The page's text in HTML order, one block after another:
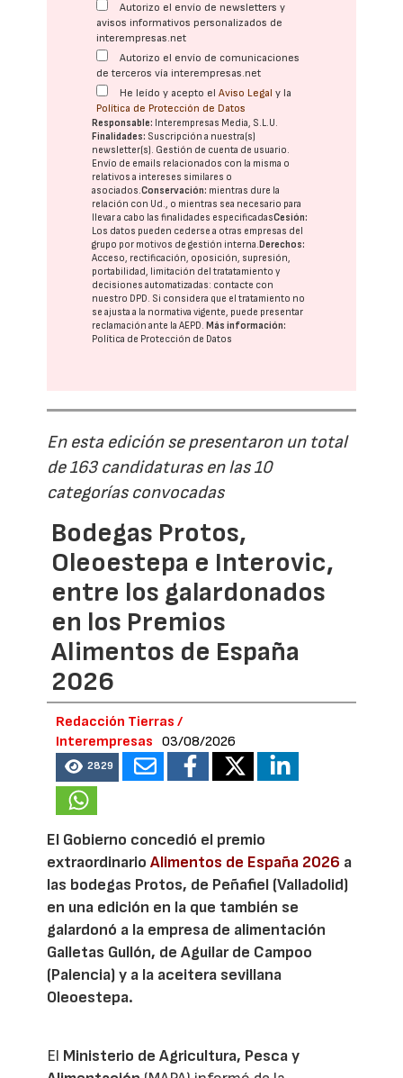
Autorizo el envío de newsletters y
avisos informativos personalizados de
interempresas.net
Autorizo el envío de comunicaciones
de terceros vía interempresas.net
He leído y acepto elAviso Legal y la
Política de Protección de Datos
Responsable: Interempresas Media, S.L.U.
Finalidades: Suscripción a nuestra(s)
newsletter(s). Gestión de cuenta de usuario.
Envío de emails relacionados con la misma o
relativos a intereses similares o
asociados.Conservación: mientras dure la
relación con Ud., o mientras sea necesario para
llevar a cabo las finalidades especificadasCesión:
Los datos pueden cederse a otras empresas del
grupo por motivos de gestión interna. Derechos:
Acceso, rectificación, oposición, supresión,
portabilidad, limitación del tratatamiento y
decisiones automatizadas: contacte con
nuestro DPD. Si considera que el tratamiento no
se ajusta a la normativa vigente, puede presentar
reclamación ante laAEPD. Más información:
Política de Protección de Datos
En esta edición se presentaron un total
de 163 candidaturas en las 10
categorías convocadas
Bodegas Protos,
Oleoestepa e Interovic,
entre los galardonados
en los Premios
Alimentos de España
2026
Redacción Tierras /
Interempresas
03/08/2026
2829
El Gobierno concedió el premio
extraordinarioAlimentos de España 2026 a
las bodegas Protos, de Peñafiel (Valladolid)
en una edición en la que también se
galardonó a la empresa de alimentación
Galletas Gullón, de Aguilar de Campoo
(Palencia) y a la aceitera sevillana
Oleoestepa.
El Ministerio de Agricultura, Pesca y